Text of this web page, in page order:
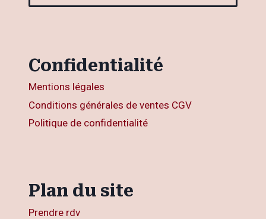
Confidentialité
Mentions légales
Conditions générales de ventes CGV
Politique de confidentialité
Plan du site
Prendre rdv